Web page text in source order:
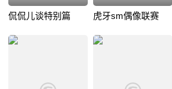
侃侃儿谈特别篇 虎牙sm偶像联赛